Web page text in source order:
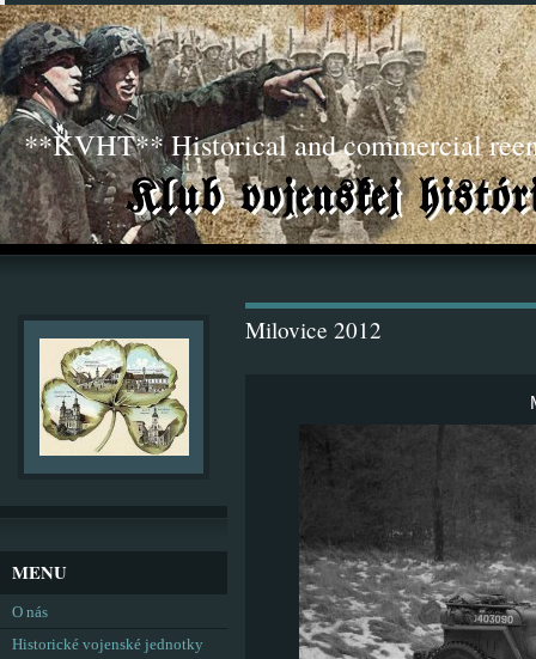
**KVHT** Historical and commercial
Milovice 2012
MENU
O nás
Historické vojenské jednotky